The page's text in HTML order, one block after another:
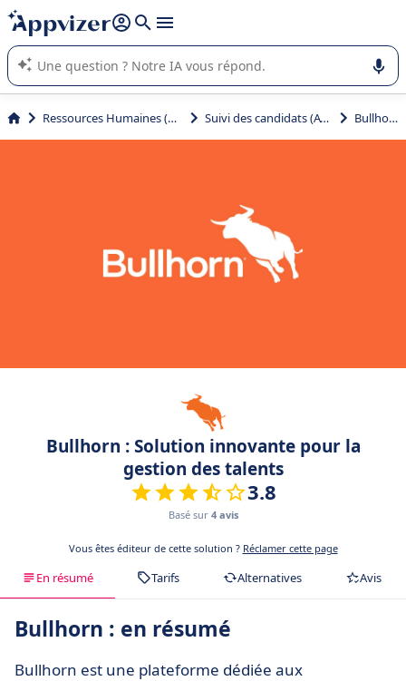
répondre (plusieurs lignes avec
L'IA de Appvizer vous guide dans l'utilisation ou la sélection de
logiciel SaaS en entreprise.
Ressources Humaines (RH) Suivi des candidats (ATS) Bullhorn
Bullhorn : Solution innovante pour la
gestion des talents
3.8
Basé sur 4 avis
Vous êtes éditeur de cette solution ? Réclamer cette page
En résumé Tarifs Alternatives Avis
Bullhorn : en résumé
Bullhorn est une plateforme dédiée aux